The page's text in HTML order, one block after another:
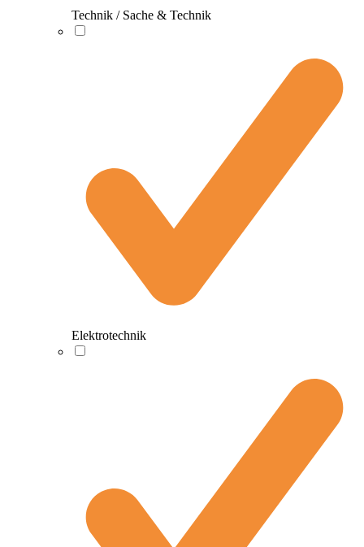
Technik / Sache & Technik
Elektrotechnik